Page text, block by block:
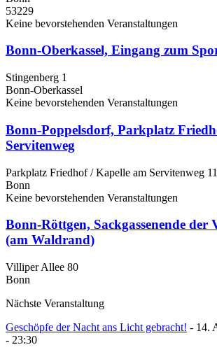
53229
Keine bevorstehenden Veranstaltungen
Bonn-Oberkassel, Eingang zum
Stingenberg 1
Bonn-Oberkassel
Keine bevorstehenden Veranstaltungen
Bonn-Poppelsdorf, Parkplatz
Servitenweg
Parkplatz Friedhof / Kapelle am Servitenweg 11
Bonn
Keine bevorstehenden Veranstaltungen
Bonn-Röttgen, Sackgassenende der
(am Waldrand)
Villiper Allee 80
Bonn
Nächste Veranstaltung
Geschöpfe der Nacht ans Licht gebracht! - 14.
- 23:30